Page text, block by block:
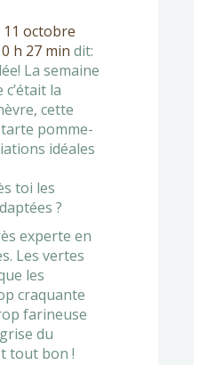
11 octobre
h 27 min dit:
La semaine
la
cette
pomme-
idéales
toi les
?
experte en
Les vertes
les
craquante
farineuse
du
tout bon !